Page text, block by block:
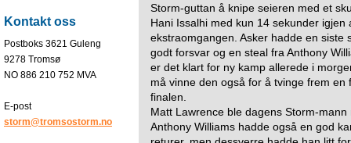
Kontakt oss
Postboks 3621 Guleng
9278 Tromsø
NO 886 210 752 MVA
E-post
storm@tromsostorm.no
Storm-guttan å knipe seieren med et
Hani Issalhi med kun 14 sekunder igjen
ekstraomgangen. Asker hadde en siste
godt forsvar og en steal fra Anthony
er det klart for ny kamp allerede i
må vinne den også for å tvinge frem
finalen.
Matt Lawrence ble dagens Storm-
Anthony Williams hadde også en god